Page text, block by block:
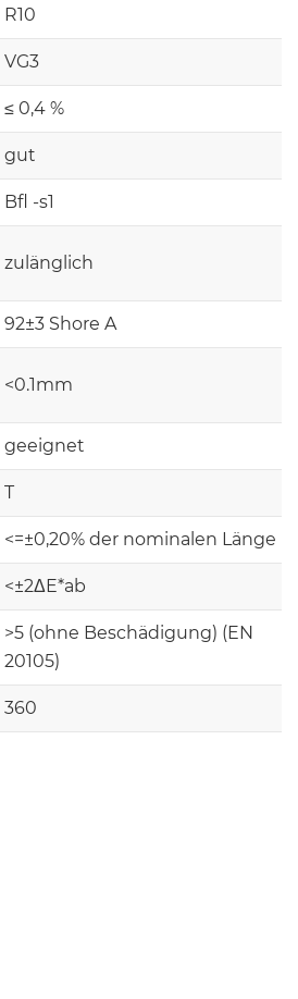
R10
VG3
≤ 0,4 %
gut
Bfl -s1
zulänglich
92±3 Shore A
<0.1mm
geeignet
T
<=±0,20% der nominalen Länge
<±2ΔE*ab
>5 (ohne Beschädigung) (EN
20105)
360